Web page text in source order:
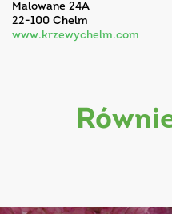
Malowane 24A
22-100 Chelm
www.krzewychelm.com